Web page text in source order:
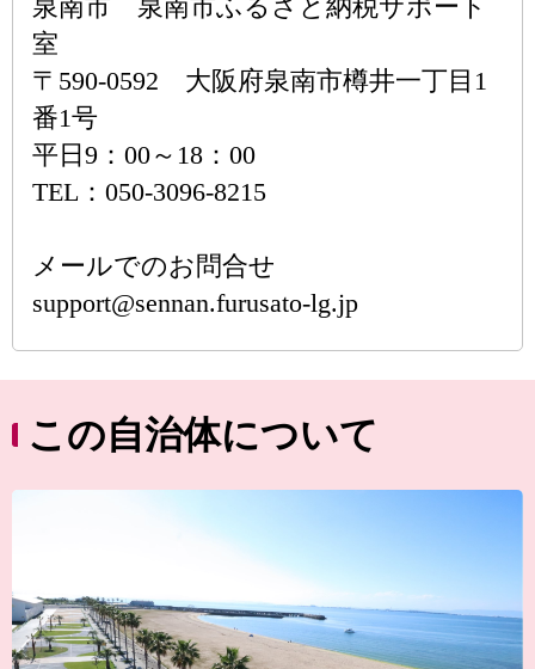
泉南市 泉南市ふるさと納税サポート
室
〒590-0592 大阪府泉南市樽井一丁目1
番1号
平日9：00～18：00
TEL：050-3096-8215
メールでのお問合せ
support@sennan.furusato-lg.jp
この自治体について